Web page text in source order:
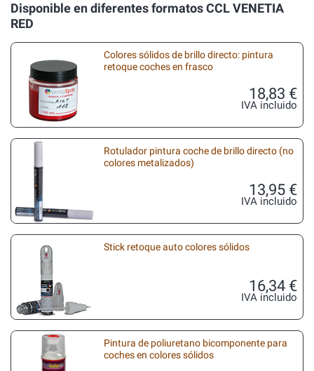
Disponible en diferentes formatos CCL VENETIA
RED
Colores sólidos de brillo directo: pintura
retoque coches en frasco
18,83 €
IVA incluido
Rotulador pintura coche de brillo directo (no
colores metalizados)
13,95 €
IVA incluido
Stick retoque auto colores sólidos
16,34 €
IVA incluido
Pintura de poliuretano bicomponente para
coches en colores sólidos